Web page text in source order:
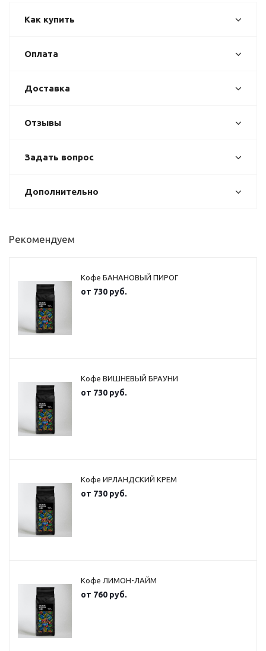
Как купить
Оплата
Доставка
Отзывы
Задать вопрос
Дополнительно
Рекомендуем
Кофе БАНАНОВЫЙ ПИРОГ
от 730 руб.
Кофе ВИШНЕВЫЙ БРАУНИ
от 730 руб.
Кофе ИРЛАНДСКИЙ КРЕМ
от 730 руб.
Кофе ЛИМОН-ЛАЙМ
от 760 руб.